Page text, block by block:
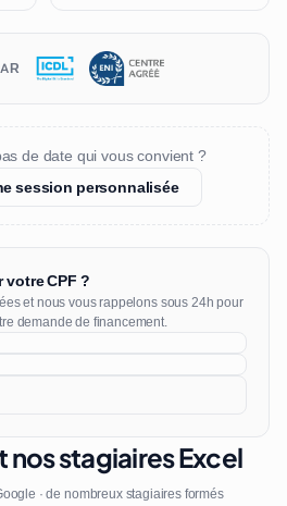
de date qui vous convient ?
session personnalisée
CPF ?
et nous vous rappelons sous 24h pour
demande de financement.
nos stagiaires Excel
· de nombreux stagiaires formés